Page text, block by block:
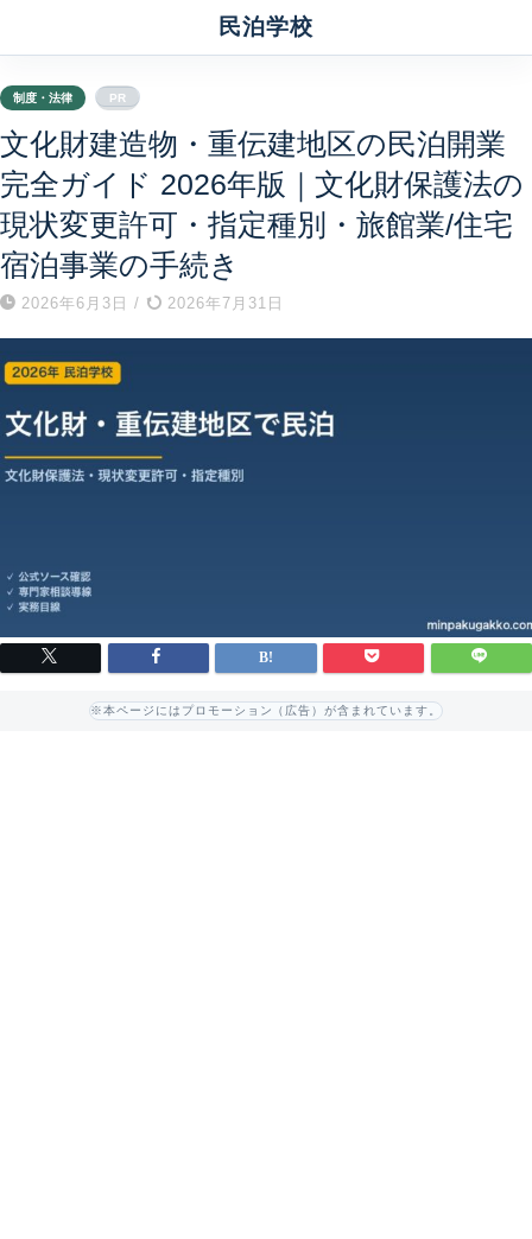
民泊学校
制度・法律 PR
文化財建造物・重伝建地区の民泊開業
完全ガイド 2026年版｜文化財保護法の
現状変更許可・指定種別・旅館業/住宅
宿泊事業の手続き
2026年6月3日 / 2026年7月31日
※本ページにはプロモーション（広告）が含まれています。